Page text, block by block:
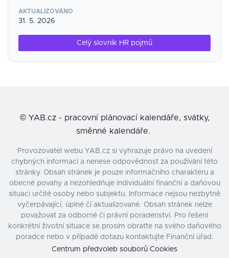
AKTUALIZOVÁNO
31. 5. 2026
Celý slovník HR pojmů
© YAB.cz - pracovní plánovací kalendáře, svátky,
směnné kalendáře.
Provozovatel webu YAB.cz si vyhrazuje právo na uvedení
chybných informací a nenese odpovědnost za používání této
stránky. Obsah stránek je pouze informačního charakteru a
obecné povahy a nezohledňuje individuální finanční a daňovou
situaci určité osoby nebo subjektu. Informace nejsou nezbytně
vyčerpávající, úplné či aktualizované. Obsah stránek nelze
považovat za odborné či právní poradenství. Pro řešení
konkrétní životní situace se prosím obraťte na svého daňového
poradce nebo v případě dotazu kontaktujte Finanční úřad.
Centrum předvoleb souborů Cookies